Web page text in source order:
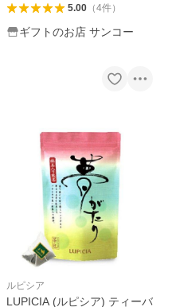
5.00（4件）
ギフトのお店 サンコー
ルピシア
LUPICIA (ルピシア) ティーバ